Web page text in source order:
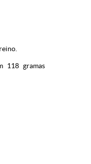
118 gramas